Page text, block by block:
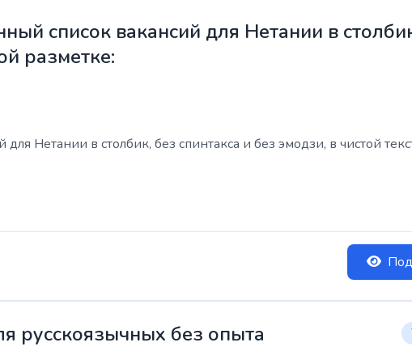
список вакансий для Нетании в
разметке:
Нетании в столбик, без спинтакса и без эмодзи, в чистой
русскоязычных без опыта